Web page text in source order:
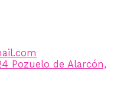
Pozuelo de Alarcón,